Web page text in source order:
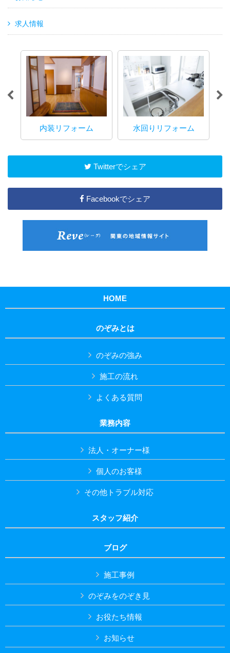
求人情報
水回りリフォーム マンションリフォーム
Twitterでシェア
Facebookでシェア
HOME
のぞみとは
のぞみの強み
施工の流れ
よくある質問
業務内容
法人・オーナー様
個人のお客様
その他トラブル対応
スタッフ紹介
ブログ
施工事例
のぞみをのぞき見
お役たち情報
お知らせ